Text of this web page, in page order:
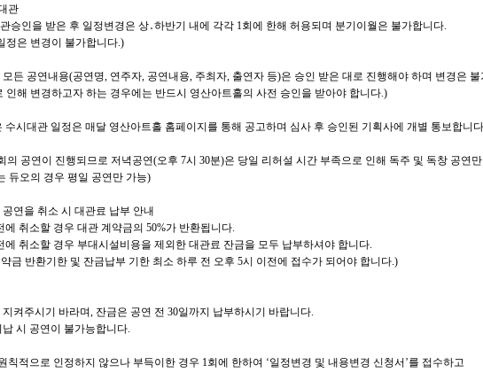
관
승인을 받은 후 일정변경은 상․하반기 내에 각각 1회에 한해 허용되며 분기이월은 불가합니다.
정은 변경이 불가합니다.)
든 공연내용(공연명, 연주자, 공연내용, 주최자, 출연자 등)은 승인 받은 대로 진행해야 하며 변경은
인해 변경하고자 하는 경우에는 반드시 영산아트홀의 사전 승인을 받아야 합니다.)
수시대관 일정은 매달 영산아트홀 홈페이지를 통해 공고하며 심사 후 승인된 기획사에 개별 통보합니다
의 공연이 진행되므로 저녁공연(오후 7시 30분)은 당일 리허설 시간 부족으로 인해 독주 및 독창 공연
듀오의 경우 평일 공연만 가능)
연을 취소 시 대관료 납부 안내
에 취소할 경우 대관 계약금의 50%가 반환됩니다.
에 취소할 경우 부대시설비용을 제외한 대관료 잔금을 모두 납부하셔야 합니다.
금 반환기한 및 잔금납부 기한 최소 하루 전 오후 5시 이전에 접수가 되어야 합니다.)
켜주시기 바라며, 잔금은 공연 전 30일까지 납부하시기 바랍니다.
시 공연이 불가능합니다.
칙적으로 인정하지 않으나 부득이한 경우 1회에 한하여 ‘일정변경 및 내용변경 신청서 ’를 접수하고